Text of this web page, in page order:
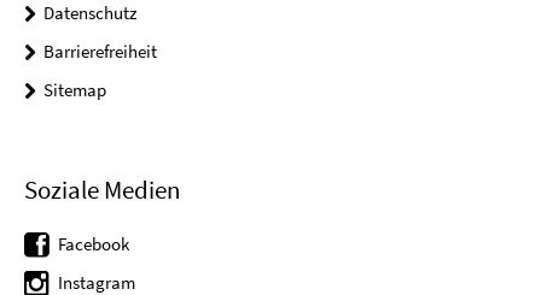
Datenschutz
Barrierefreiheit
Sitemap
Soziale Medien
Facebook
Instagram